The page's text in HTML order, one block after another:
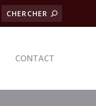
CONTACT